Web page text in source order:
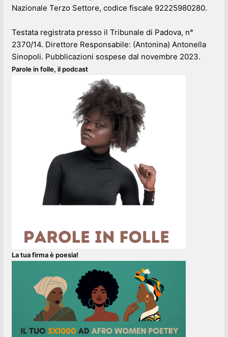
Nazionale Terzo Settore, codice fiscale 92225980280.
Testata registrata presso il Tribunale di Padova, n°
2370/14. Direttore Responsabile: (Antonina) Antonella
Sinopoli. Pubblicazioni sospese dal novembre 2023.
Parole in folle, il podcast
La tua firma è poesia!